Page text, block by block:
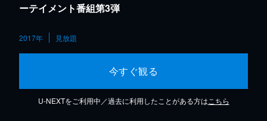
ーテイメント番組第3弾
2017年 見放題
今すぐ観る
U-NEXTをご利用中／過去に利用したことがある方は こちら